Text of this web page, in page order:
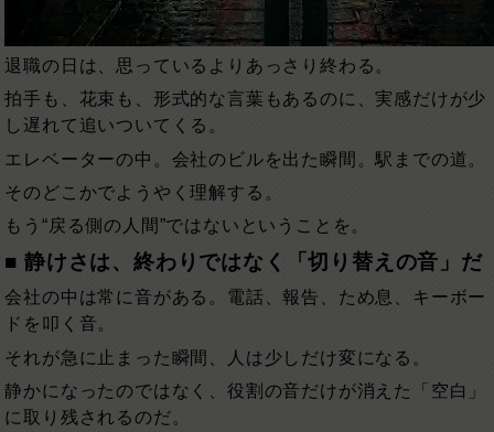
退職の日は、思っているよりあっさり終わる。
拍手も、花束も、形式的な言葉もあるのに、実感だけが少
し遅れて追いついてくる。
エレベーターの中。会社のビルを出た瞬間。駅までの道。
そのどこかでようやく理解する。
もう“戻る側の人間”ではないということを。
■ 静けさは、終わりではなく「切り替えの音」だ
会社の中は常に音がある。電話、報告、ため息、キーボー
ドを叩く音。
それが急に止まった瞬間、人は少しだけ変になる。
静かになったのではなく、役割の音だけが消えた「空白」
に取り残されるのだ。